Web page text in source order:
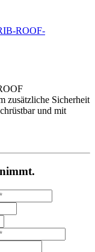
zusätzliche Sicherheit
und mit